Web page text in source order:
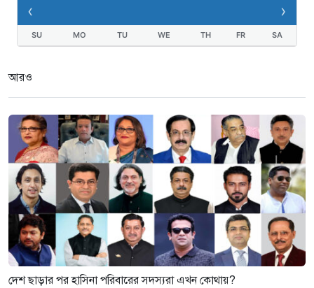
‹ ›
SU MO TU WE TH FR SA
আরও
দেশ ছাড়ার পর হাসিনা পরিবারের সদস্যরা এখন কোথায়?